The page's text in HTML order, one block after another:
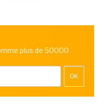
plus de 50000
OK